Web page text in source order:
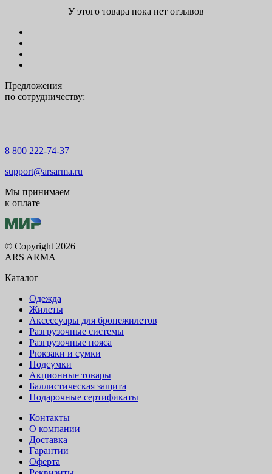
У этого товара пока нет отзывов
Предложения
по сотрудничеству:
8 800 222-74-37
support@arsarma.ru
Мы принимаем
к оплате
© Copyright 2026
ARS ARMA
Каталог
Одежда
Жилеты
Аксессуары для бронежилетов
Разгрузочные системы
Разгрузочные пояса
Рюкзаки и сумки
Подсумки
Акционные товары
Баллистическая защита
Подарочные сертификаты
Контакты
О компании
Доставка
Гарантии
Оферта